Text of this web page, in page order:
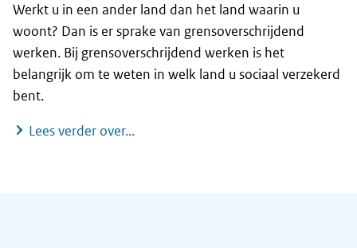
Werkt u in een ander land dan het land waarin u
woont? Dan is er sprake van grensoverschrijdend
werken. Bij grensoverschrijdend werken is het
belangrijk om te weten in welk land u sociaal verzekerd
bent.
Lees verder over...Zvw en werken, pensioen of